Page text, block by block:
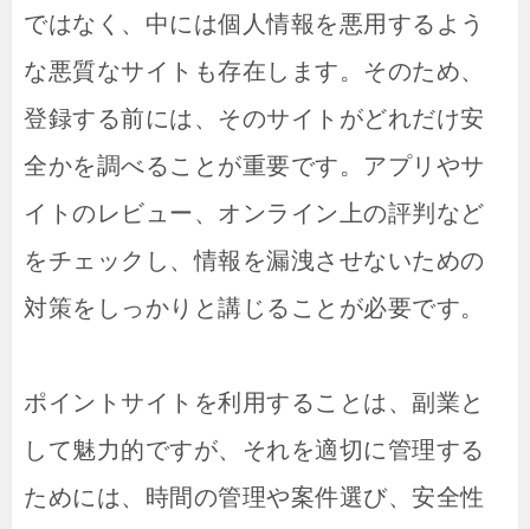
ではなく、中には個人情報を悪用するよう
な悪質なサイトも存在します。そのため、
登録する前には、そのサイトがどれだけ安
全かを調べることが重要です。アプリやサ
イトのレビュー、オンライン上の評判など
をチェックし、情報を漏洩させないための
対策をしっかりと講じることが必要です。
ポイントサイトを利用することは、副業と
して魅力的ですが、それを適切に管理する
ためには、時間の管理や案件選び、安全性